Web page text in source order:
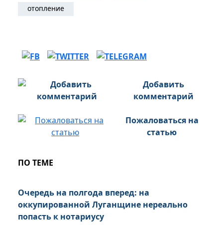
отопление
Добавить
комментарий
Пожаловаться на
статью
ПО ТЕМЕ
Очередь на полгода вперед: на
оккупированной Луганщине нереально
попасть к нотариусу